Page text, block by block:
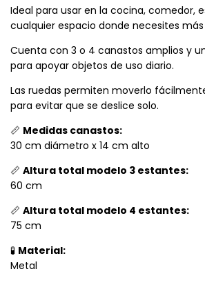
Ideal para usar en la cocina, comedor,
cualquier espacio donde necesites
Cuenta con 3 o 4 canastos amplios y
para apoyar objetos de uso diario.
Las ruedas permiten moverlo
para evitar que se deslice solo.
📏 Medidas canastos:
30 cm diámetro x 14 cm alto
📏 Altura total modelo 3 estantes:
60 cm
📏 Altura total modelo 4 estantes:
75 cm
🧪 Material:
Metal